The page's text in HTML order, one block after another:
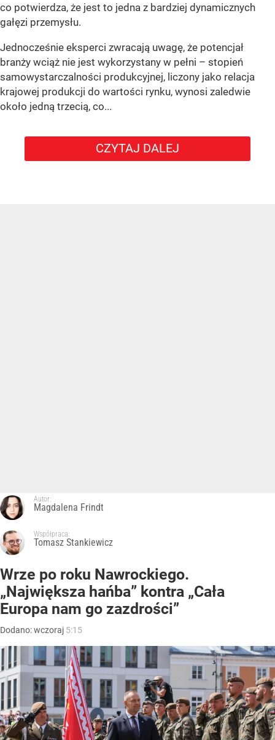
co potwierdza, że jest to jedna z bardziej dynamicznych
gałęzi przemysłu.
Jednocześnie eksperci zwracają uwagę, że potencjał
branży wciąż nie jest wykorzystany w pełni – stopień
samowystarczalności produkcyjnej, liczony jako relacja
krajowej produkcji do wartości rynku, wynosi zaledwie
około jedną trzecią, co...
CZYTAJ DALEJ
Autor:
Magdalena Frindt
Współpraca:
Tomasz Stankiewicz
Wrze po roku Nawrockiego.
„Największa hańba” kontra „Cała
Europa nam go zazdrości”
Dodano:wczoraj 5:15